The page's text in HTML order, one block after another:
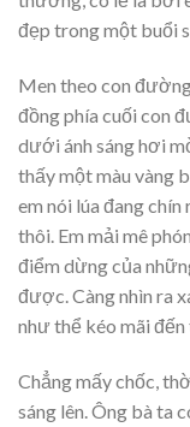
đẹp trong một buổi
Men theo con
đồng phía cuối con
dưới ánh sáng hơi
thấy một màu vàng
em nói lúa đang
thôi. Em mải mê
điểm dừng của
được. Càng nhìn ra
như thể kéo mãi
Chẳng mấy chốc,
sáng lên. Ông bà ta